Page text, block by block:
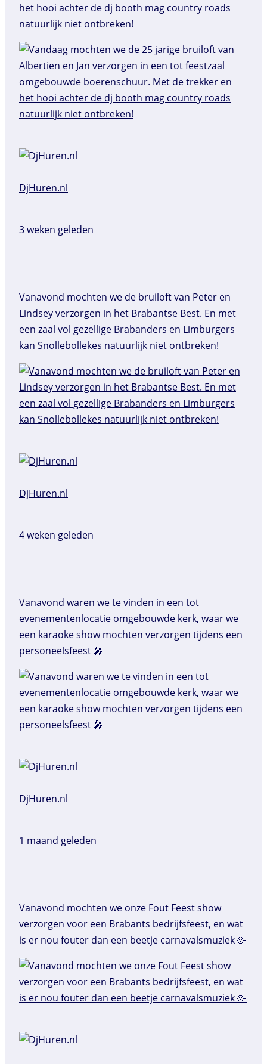
het hooi achter de dj booth mag country roads
natuurlijk niet ontbreken!
DjHuren.nl️
3 weken geleden
Vanavond mochten we de bruiloft van Peter en
Lindsey verzorgen in het Brabantse Best. En met
een zaal vol gezellige Brabanders en Limburgers
kan Snollebollekes natuurlijk niet ontbreken!
DjHuren.nl️
4 weken geleden
Vanavond waren we te vinden in een tot
evenementenlocatie omgebouwde kerk, waar we
een karaoke show mochten verzorgen tijdens een
personeelsfeest 🎤
DjHuren.nl️
1 maand geleden
Vanavond mochten we onze Fout Feest show
verzorgen voor een Brabants bedrijfsfeest, en wat
is er nou fouter dan een beetje carnavalsmuziek 🥳